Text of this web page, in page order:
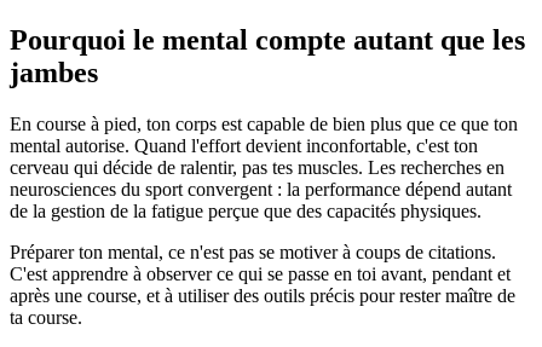
Pourquoi le mental compte autant que les
jambes
En course à pied, ton corps est capable de bien plus que ce que ton
mental autorise. Quand l'effort devient inconfortable, c'est ton
cerveau qui décide de ralentir, pas tes muscles. Les recherches en
neurosciences du sport convergent : la performance dépend autant
de la gestion de la fatigue perçue que des capacités physiques.
Préparer ton mental, ce n'est pas se motiver à coups de citations.
C'est apprendre à observer ce qui se passe en toi avant, pendant et
après une course, et à utiliser des outils précis pour rester maître de
ta course.